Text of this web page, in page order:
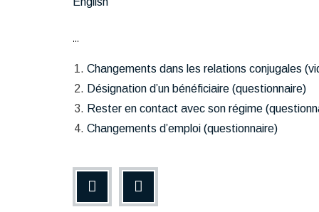
...
Changements dans les relations conjugales
Désignation d’un bénéficiaire (questionnaire)
Rester en contact avec son régime
Changements d’emploi (questionnaire)